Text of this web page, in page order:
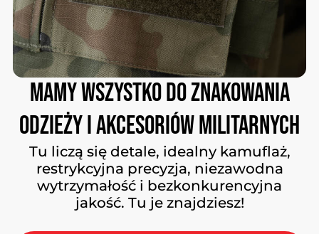
Mamywszystkodoznakowania
odzieżyiakcesoriówmilitarnych
Tu liczą się detale, idealny kamuflaż,
restrykcyjna precyzja, niezawodna
wytrzymałość i bezkonkurencyjna
jakość. Tu je znajdziesz!